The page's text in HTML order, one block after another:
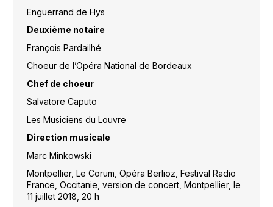
Enguerrand de Hys
Deuxième notaire
François Pardailhé
Choeur de l’Opéra National de Bordeaux
Chef de choeur
Salvatore Caputo
Les Musiciens du Louvre
Direction musicale
Marc Minkowski
Montpellier, Le Corum, Opéra Berlioz, Festival Radio
France, Occitanie, version de concert, Montpellier, le
11 juillet 2018, 20 h